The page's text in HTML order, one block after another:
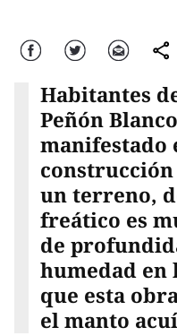
Facebook Twitter Correo comparte
Habitantes
Peñón
manifestado
un terreno,
freático es
de
humedad
que esta
el manto